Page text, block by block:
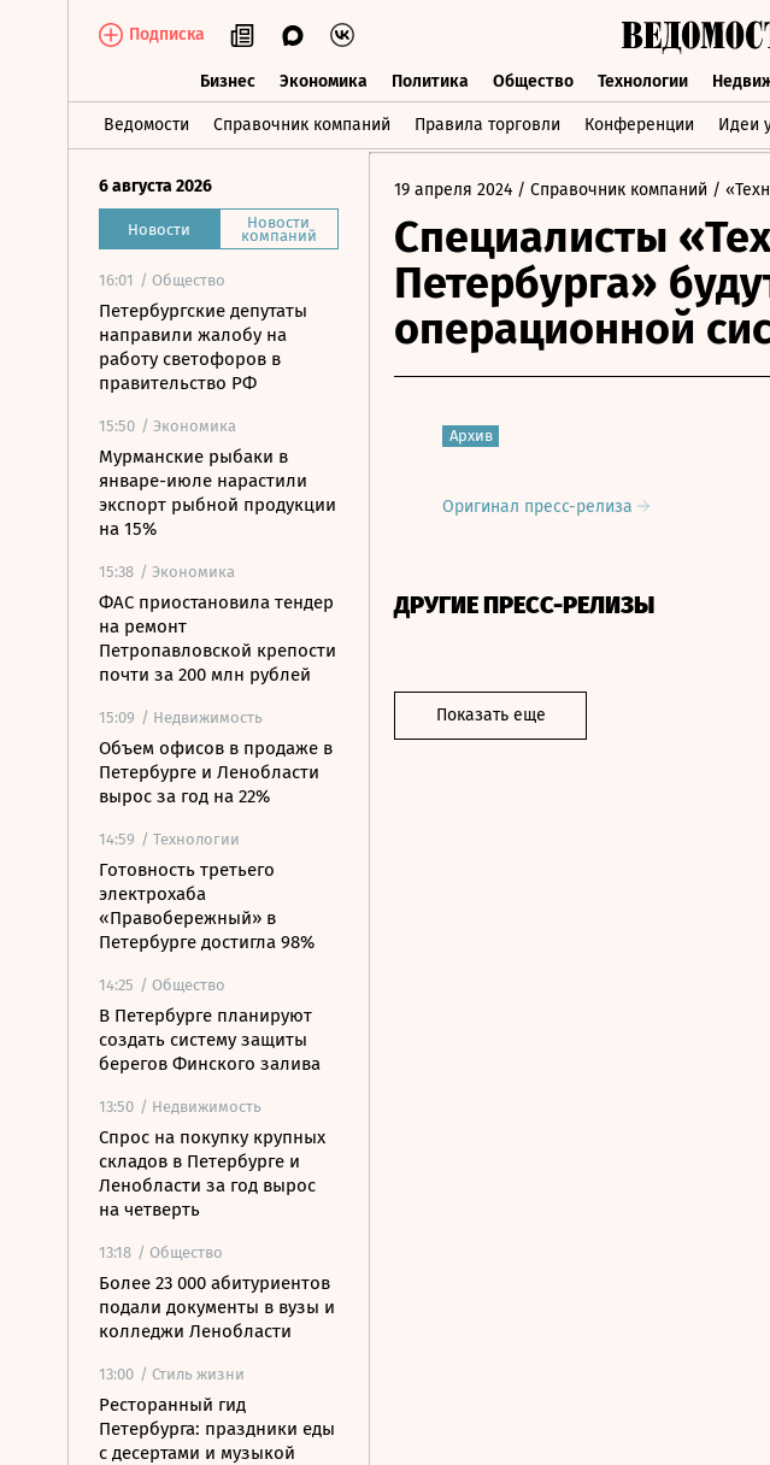
Подписка
Бизнес Экономика Политика Общество Технологии
Ведомости Справочник компаний Правила торговли Конференции Идеи
Бизнес Экономика Политика Общество Технологии
6 августа 2026
Новости Новости
компаний
16:01 / Общество
Петербургские депутаты
направили жалобу на
работу светофоров в
правительство РФ
15:50 / Экономика
Мурманские рыбаки в
январе-июле нарастили
экспорт рыбной продукции
на 15%
15:38 / Экономика
ФАС приостановила тендер
на ремонт
Петропавловской крепости
почти за 200 млн рублей
15:09 / Недвижимость
Объем офисов в продаже в
Петербурге и Ленобласти
вырос за год на 22%
14:59 / Технологии
Готовность третьего
электрохаба
«Правобережный» в
Петербурге достигла 98%
14:25 / Общество
В Петербурге планируют
создать систему защиты
берегов Финского залива
13:50 / Недвижимость
Спрос на покупку крупных
складов в Петербурге и
Ленобласти за год вырос
на четверть
13:18 / Общество
Более 23 000 абитуриентов
подали документы в вузы и
колледжи Ленобласти
13:00 / Стиль жизни
Ресторанный гид
Петербурга: праздники еды
с десертами и музыкой
19 апреля 2024 / Справочник компаний /
Специалисты
Петербурга»
операционной
Архив
Оригинал пресс-релиза
ДРУГИЕ ПРЕСС-РЕЛИЗЫ
Показать еще